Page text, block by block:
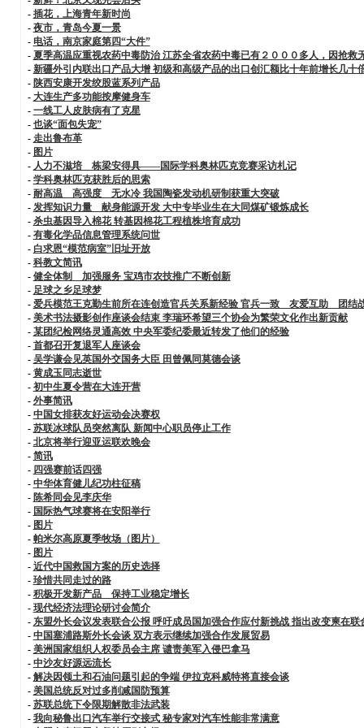
- 插花，上海青年新时尚
- 夜市，青岛今夏一景
- 电话，南京家庭第四“大件”
- 夏季高温应重视农药中毒防治 江苏全省农药中毒已有２０００多人，因抢救
- 新疆外引内联出口产品大增 初级和高级产品的出口创汇额比十年前增长几十
- 陕西安康开发绞股蓝系列产品
- 大连生产多功能按摩健身车
- 一线工人皮肤病有了克星
- 也谈“面包失宠”
- 走出鲁布革
- 图片
- 人力不滋培 栋梁安得具——国际学科奥林匹克竞赛采访札记
- 学科奥林匹克获胜后的思索
- 耐高温 高强度 无水冷 我国陶瓷发动机研制获重大突破
- 发挥知识力量 献身能源开发 大中专毕业生在大同煤矿锻炼成长
- 杀虫基因导入棉花 转基因棉花工程植株培育成功
- 有毒化学品信息管理系统问世
- 白求恩“模范病室”旧址开放
- 科教文简讯
- 健全体制 加强服务 宝鸡市农技推广不断创新
- 足球之乡足球梦
- 爱兵模范王克勤生前所在连创造官兵关系新经验 官兵一致 友爱互助 团结
- 美术书法摄影创作座谈会结束 李瑞环希望三个协会为繁荣文化作出新贡献
- 某团纪检网络灵通高效 中央军委纪委最近转发了他们的经验
- 首都召开复退军人座谈会
- 吴学谦会见英国外交国务大臣 田曾佩同莫德会谈
- 黄成玉同志逝世
- 初中生夏令营在大连开营
- 外事简讯
- 中国女排获友好运动会决赛权
- 苏联冰球队员突然离队 新闻中心职员停止工作
- 北京将举行迎亚运联欢晚会
- 简讯
- 四强赛前话四强
- 中华体育健儿纪功柱征稿
- 陈希同会见李庆华
- 国际热气球赛将在安阳举行
- 图片
- 帕米尔高原夏季牧场（图片）
- 图片
- 近代中国救国方案的历史选择
- 珍惜共同走过的路
- 积极开发新产品 保持工业稳定增长
- 现代经济法理论研讨会简介
- 东盟外长会议发表联合公报 呼吁成员国加强合作应付新挑战 指出改变柬在
- 中国塞浦路斯外长会谈 双方表示继续加强合作发展贸易
- 美洲国家组织人权委员会主席 谴责美军入侵巴拿马
- 中沙友好源远流长
- 解决因领土和石油问题引起的争端 伊拉克科威特将直接会谈
- 美国总统反对过多削减国防预算
- 苏联总统下令限期解散非法武装
- 我向秘鲁出口汽车举行交接式 秘专家对汽车性能非常满意